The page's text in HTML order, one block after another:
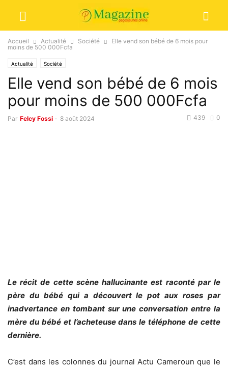
Accueil Actualité Société
Elle vend son bébé de 6 mois pour
moins de 500 000Fcfa
Actualité Société
Elle vend son bébé de 6 mois
pour moins de 500 000Fcfa
Par Felcy Fossi - 8 août 2024 0
439
Le récit de cette scène hallucinante est raconté par le
père du bébé qui a découvert le pot aux roses par
inadvertance en tombant sur une conversation entre la
mère du bébé et l’acheteuse dans le téléphone de cette
dernière.
C’est dans les colonnes du journal Actu Cameroun que le